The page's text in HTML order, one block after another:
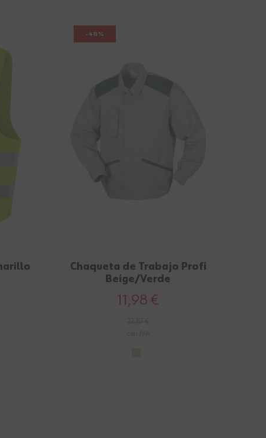
-48%
Chaqueta de Trabajo Profi
Beige/Verde
11,98 €